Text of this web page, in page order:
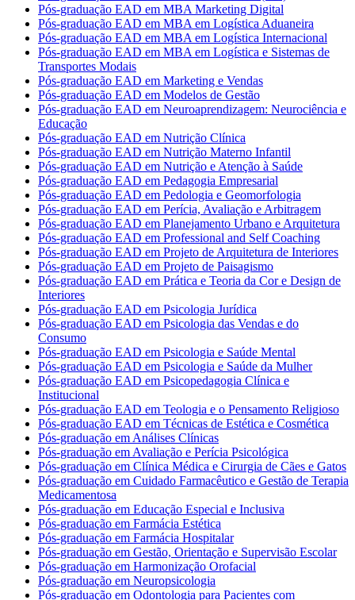
Pós-graduação EAD em MBA Marketing Digital
Pós-graduação EAD em MBA em Logística Aduaneira
Pós-graduação EAD em MBA em Logística Internacional
Pós-graduação EAD em MBA em Logística e Sistemas de
Transportes Modais
Pós-graduação EAD em Marketing e Vendas
Pós-graduação EAD em Modelos de Gestão
Pós-graduação EAD em Neuroaprendizagem: Neurociência e
Educação
Pós-graduação EAD em Nutrição Clínica
Pós-graduação EAD em Nutrição Materno Infantil
Pós-graduação EAD em Nutrição e Atenção à Saúde
Pós-graduação EAD em Pedagogia Empresarial
Pós-graduação EAD em Pedologia e Geomorfologia
Pós-graduação EAD em Perícia, Avaliação e Arbitragem
Pós-graduação EAD em Planejamento Urbano e Arquitetura
Pós-graduação EAD em Professional and Self Coaching
Pós-graduação EAD em Projeto de Arquitetura de Interiores
Pós-graduação EAD em Projeto de Paisagismo
Pós-graduação EAD em Prática e Teoria da Cor e Design de
Interiores
Pós-graduação EAD em Psicologia Jurídica
Pós-graduação EAD em Psicologia das Vendas e do
Consumo
Pós-graduação EAD em Psicologia e Saúde Mental
Pós-graduação EAD em Psicologia e Saúde da Mulher
Pós-graduação EAD em Psicopedagogia Clínica e
Institucional
Pós-graduação EAD em Teologia e o Pensamento Religioso
Pós-graduação EAD em Técnicas de Estética e Cosmética
Pós-graduação em Análises Clínicas
Pós-graduação em Avaliação e Perícia Psicológica
Pós-graduação em Clínica Médica e Cirurgia de Cães e Gatos
Pós-graduação em Cuidado Farmacêutico e Gestão de Terapia
Medicamentosa
Pós-graduação em Educação Especial e Inclusiva
Pós-graduação em Farmácia Estética
Pós-graduação em Farmácia Hospitalar
Pós-graduação em Gestão, Orientação e Supervisão Escolar
Pós-graduação em Harmonização Orofacial
Pós-graduação em Neuropsicologia
Pós-graduação em Odontologia para Pacientes com